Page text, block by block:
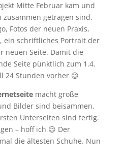
Mitte Februar kam und
getragen sind.
Fotos der neuen Praxis,
ein schriftliches Portrait der
neuen Seite. Damit die
Seite pünktlich zum 1.4.
24 Stunden vorher 😉
macht große
Bilder sind beisammen,
Unterseiten sind fertig.
– hoff ich 😉 Der
die ältesten Schuhe. Nun